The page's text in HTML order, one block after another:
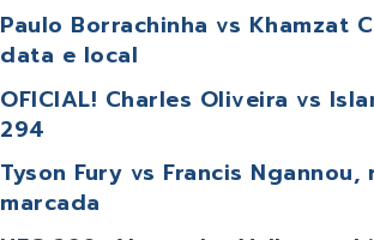
Paulo Borrachinha vs Khamzat
data e local
OFICIAL! Charles Oliveira vs
294
Tyson Fury vs Francis
marcada